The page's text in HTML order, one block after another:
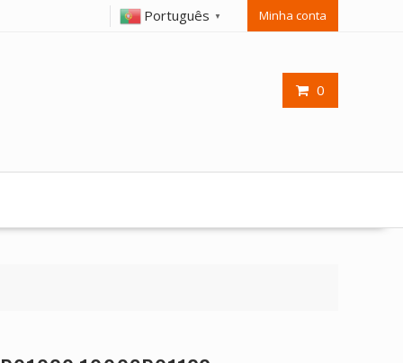
Português ▼ Minha conta
0